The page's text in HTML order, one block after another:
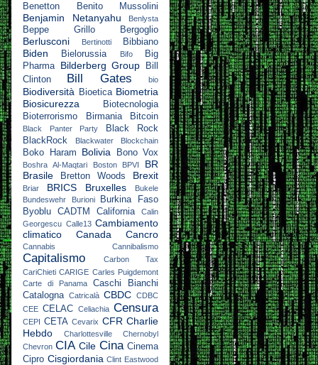
Benetton
Benito Mussolini
Benjamin Netanyahu Benlysta
Beppe Grillo Bergoglio
Berlusconi Bertinotti Bibbiano
Biden Bielorussia Bifo
Big
Pharma
Bilderberg Group
Bill
Clinton
Bill Gates bio
Biodiversità Bioetica Biometria
Biosicurezza
Biotecnologia
Bioterrorismo
Birmania Bitcoin
Black Panter Party
Black Rock
BlackRock
Blackwater Blockchain
Boko Haram Bolivia Bono Vox
Boshra Al-Maqtari Boston BPVI
BR
Brasile
Bretton Woods Brexit
Briar BRICS Bruxelles
Bukele
Bundeswehr
Burioni
Burkina Faso
Byoblu
CADTM California
Calin
Georgescu Calle13 Cambiamento
climatico
Canada Cancro
Cannabis Cannibalismo
Capitalismo
Carbon Tax
CariChieti CARIGE Carles Puigdemont
Carte di Panama
Caschi Bianchi
Catalogna Catricalà CBDC CDBC
CEE CELAC Celiachia Censura
CEPI CETA Cevarix CFR Charlie
Hebdo
Charlottesville
Chernobyl
Chevron CIA Cile Cina Cinema
Cipro Cisgiordania Clint Eastwood